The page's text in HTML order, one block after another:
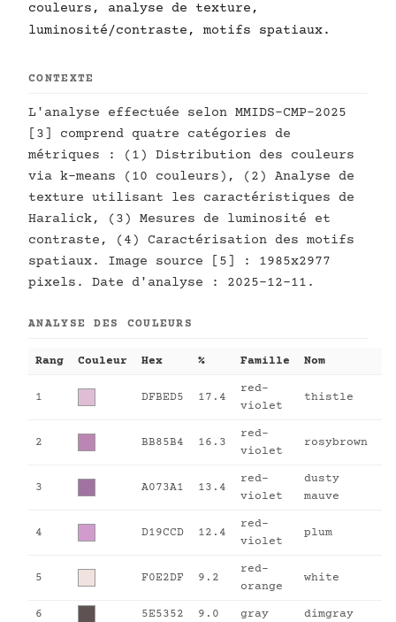
couleurs, analyse de texture,
luminosité/contraste, motifs spatiaux.
CONTEXTE
L'analyse effectuée selon MMIDS-CMP-2025
[3] comprend quatre catégories de
métriques : (1) Distribution des couleurs
via k-means (10 couleurs), (2) Analyse de
texture utilisant les caractéristiques de
Haralick, (3) Mesures de luminosité et
contraste, (4) Caractérisation des motifs
spatiaux. Image source [5] : 1985x2977
pixels. Date d'analyse : 2025-12-11.
ANALYSE DES COULEURS
Rang Couleur Hex % Famille Nom
1 DFBED5 17.4
red-
violet
thistle
2 BB85B4 16.3
red-
violet
rosybrown
3 A073A1 13.4
red-
violet
dusty
mauve
4 D19CCD 12.4
red-
violet
plum
5 F0E2DF 9.2
red-
orange
white
6 5E5352 9.0 gray dimgray